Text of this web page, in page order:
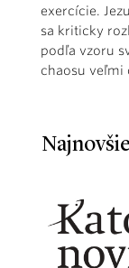
exercície.
sa kriticky
podľa vzoru
chaosu veľmi